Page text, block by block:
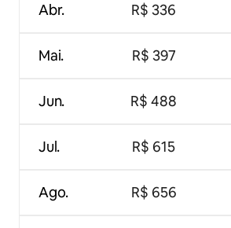
Abr.
Mai.
Jun.
Jul.
Ago.
R$ 336
R$ 397
R$ 488
R$ 615
R$ 656